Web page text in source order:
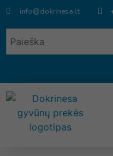
info@dokrinesa.lt